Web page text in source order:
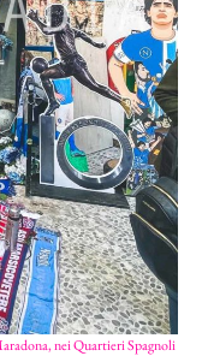
nei Quartieri Spagnoli